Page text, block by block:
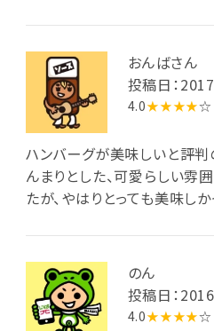
おんばさん
投稿日：
4.0★★★★☆
ハンバーグが美味しいと評判
んまりとした、可愛らしい雰
たが、やはりとっても美味しか
のん
投稿日：
4.0★★★★☆